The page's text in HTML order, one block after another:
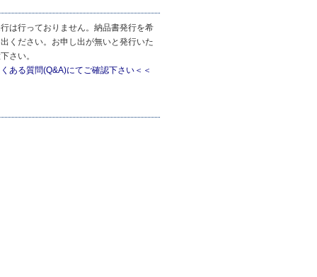
は行っておりません。納品書発行を希
ください。お申し出が無いと発行いた
さい。
ある質問(Q&A)にてご確認下さい＜＜